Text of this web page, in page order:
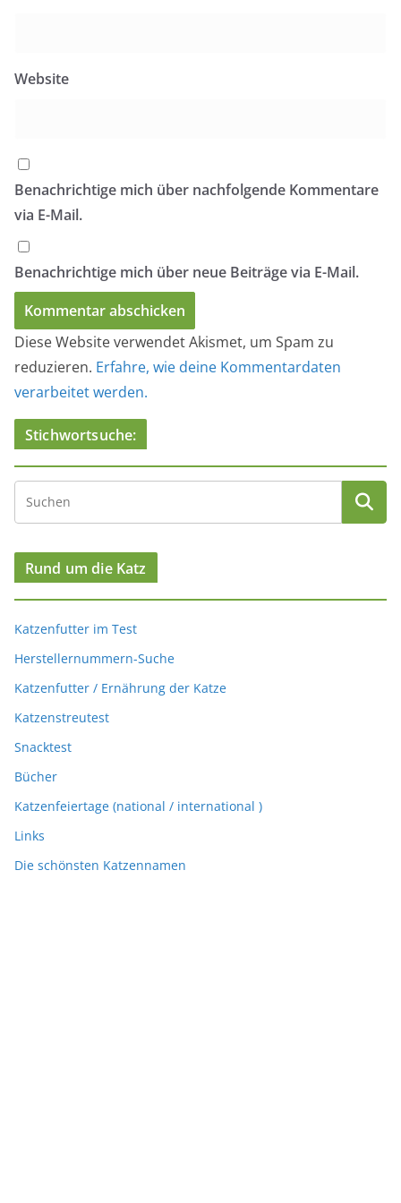
Website
Benachrichtige mich über nachfolgende Kommentare
via E-Mail.
Benachrichtige mich über neue Beiträge via E-Mail.
Diese Website verwendet Akismet, um Spam zu
reduzieren. Erfahre, wie deine Kommentardaten
verarbeitet werden.
Stichwortsuche:
Rund um die Katz
Katzenfutter im Test
Herstellernummern-Suche
Katzenfutter / Ernährung der Katze
Katzenstreutest
Snacktest
Bücher
Katzenfeiertage (national / international )
Links
Die schönsten Katzennamen